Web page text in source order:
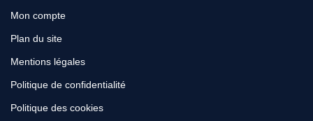
Mon compte
Plan du site
Mentions légales
Politique de confidentialité
Politique des cookies